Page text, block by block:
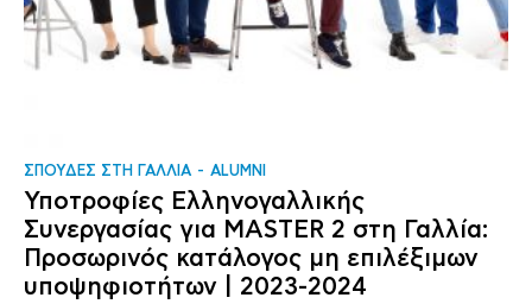
ΣΠΟΥΔΕΣ ΣΤΗ ΓΑΛΛΙΑ ALUMNI
Υποτροφίες Ελληνογαλλικής
Συνεργασίας για MASTER 2 στη Γαλλία:
Προσωρινός κατάλογος μη επιλέξιμων
υποψηφιοτήτων | 2023-2024